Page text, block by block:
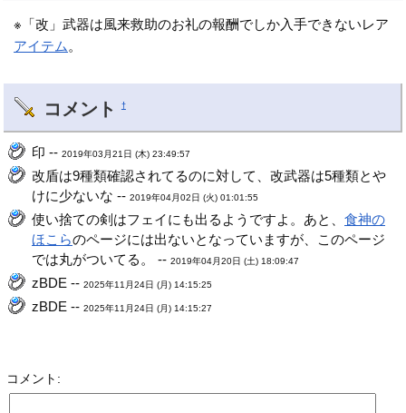
※「改」武器は風来救助のお礼の報酬でしか入手できないレア
アイテム 。
コメント †
印 --2019年03月21日 (木) 23:49:57
改盾は9種類確認されてるのに対して、改武器は5種類とや
けに少ないな --2019年04月02日 (火) 01:01:55
使い捨ての剣はフェイにも出るようですよ。あと、食神の
ほこらのページには出ないとなっていますが、このページ
では丸がついてる。 --2019年04月20日 (土) 18:09:47
zBDE --2025年11月24日 (月) 14:15:25
zBDE --2025年11月24日 (月) 14:15:27
コメント: